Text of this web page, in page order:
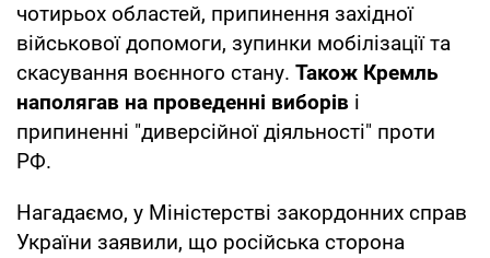
чотирьох областей, припинення західної
військової допомоги, зупинки мобілізації та
скасування воєнного стану. Також Кремль
наполягав на проведенні виборів і
припиненні "диверсійної діяльності" проти
РФ.
Нагадаємо, у Міністерстві закордонних справ
України заявили, що російська сторона